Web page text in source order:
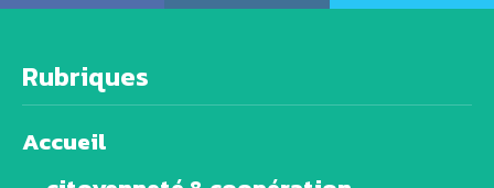
Rubriques
Accueil